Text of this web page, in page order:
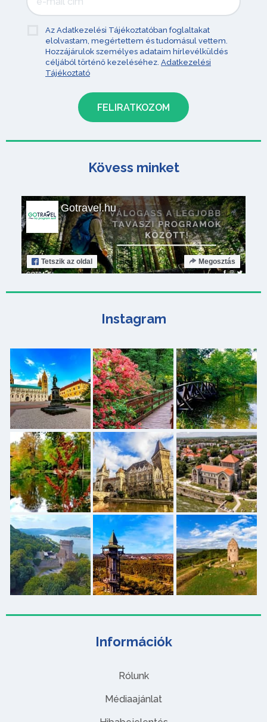
Információk
Rólunk
Médiaajánlat
Az Adatkezelési Tájékoztatóban foglaltakat
elolvastam, megértettem és tudomásul vettem.
Hozzájárulok személyes adataim hírlevélküldés
céljából történő kezeléséhez. Adatkezelési
Tájékoztató
Kövess minket
Gotravel.hu
Tetszik az oldal Megosztás
Instagram